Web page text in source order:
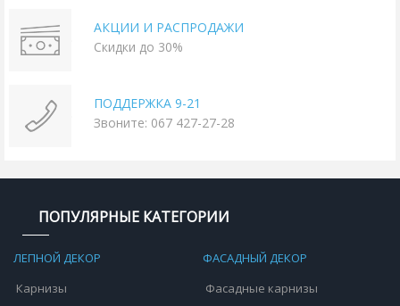
АКЦИИ И РАСПРОДАЖИ
Скидки до 30%
ПОДДЕРЖКА 9-21
Звоните: 067 427-27-28
ПОПУЛЯРНЫЕ КАТЕГОРИИ
ЛЕПНОЙ ДЕКОР
Карнизы
ФАСАДНЫЙ ДЕКОР
Фасадные карнизы